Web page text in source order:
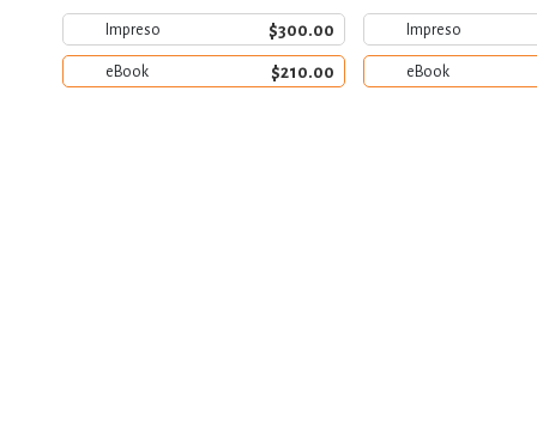
Impreso $300.00
eBook $210.00
Impreso
eBook